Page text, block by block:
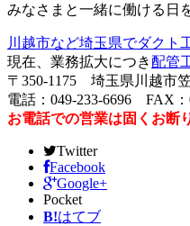
みなさまと一緒に働ける日
川越市など埼玉県でダクト
現在、業務拡大につき配管
〒350-1175 埼玉県川越市
電話：049-233-6696 FAX：
お電話での営業は固くお断
Twitter
Facebook
Google+
Pocket
B!はてブ